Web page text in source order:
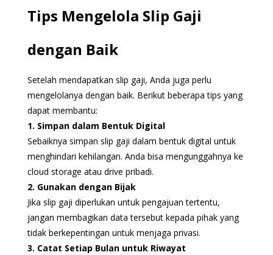
Tips Mengelola Slip Gaji
dengan Baik
Setelah mendapatkan slip gaji, Anda juga perlu
mengelolanya dengan baik. Berikut beberapa tips yang
dapat membantu:
1. Simpan dalam Bentuk Digital
Sebaiknya simpan slip gaji dalam bentuk digital untuk
menghindari kehilangan. Anda bisa mengunggahnya ke
cloud storage atau drive pribadi.
2. Gunakan dengan Bijak
Jika slip gaji diperlukan untuk pengajuan tertentu,
jangan membagikan data tersebut kepada pihak yang
tidak berkepentingan untuk menjaga privasi.
3. Catat Setiap Bulan untuk Riwayat